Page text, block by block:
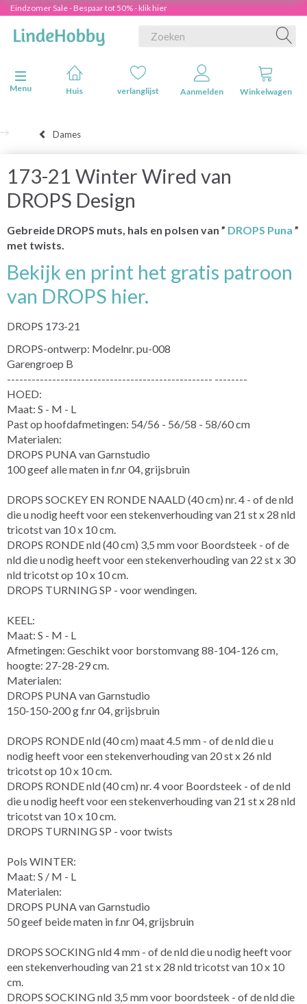
Eindzomer Sale - Bespaar tot 50% - klik hier
Navigatie in-/uitschakelen
Menu
Huis verlanglijst Aanmelden Winkelwagen
Dames
173-21 Winter Wired van
DROPS Design
Gebreide DROPS muts, hals en polsen van ” DROPS Puna ”
met twists.
Bekijk en print het gratis patroon
van DROPS hier.
DROPS 173-21
DROPS-ontwerp: Modelnr. pu-008
Garengroep B
-------------------------------------------------- --------
HOED:
Maat: S - M - L
Past op hoofdafmetingen: 54/56 - 56/58 - 58/60 cm
Materialen:
DROPS PUNA van Garnstudio
100 geef alle maten in f.nr 04, grijsbruin
DROPS SOCKEY EN RONDE NAALD (40 cm) nr. 4 - of de nld
die u nodig heeft voor een stekenverhouding van 21 st x 28 nld
tricotst van 10 x 10 cm.
DROPS RONDE nld (40 cm) 3,5 mm voor Boordsteek - of de
nld die u nodig heeft voor een stekenverhouding van 22 st x 30
nld tricotst op 10 x 10 cm.
DROPS TURNING SP - voor wendingen.
KEEL:
Maat: S - M - L
Afmetingen: Geschikt voor borstomvang 88-104-126 cm,
hoogte: 27-28-29 cm.
Materialen:
DROPS PUNA van Garnstudio
150-150-200 g f.nr 04, grijsbruin
DROPS RONDE nld (40 cm) maat 4.5 mm - of de nld die u
nodig heeft voor een stekenverhouding van 20 st x 26 nld
tricotst op 10 x 10 cm.
DROPS RONDE nld (40 cm) nr. 4 voor Boordsteek - of de nld
die u nodig heeft voor een stekenverhouding van 21 st x 28 nld
tricotst van 10 x 10 cm.
DROPS TURNING SP - voor twists
Pols WINTER:
Maat: S / M - L
Materialen:
DROPS PUNA van Garnstudio
50 geef beide maten in f.nr 04, grijsbruin
DROPS SOCKING nld 4 mm - of de nld die u nodig heeft voor
een stekenverhouding van 21 st x 28 nld tricotst van 10 x 10
cm.
DROPS SOCKING nld 3,5 mm voor boordsteek - of de nld die